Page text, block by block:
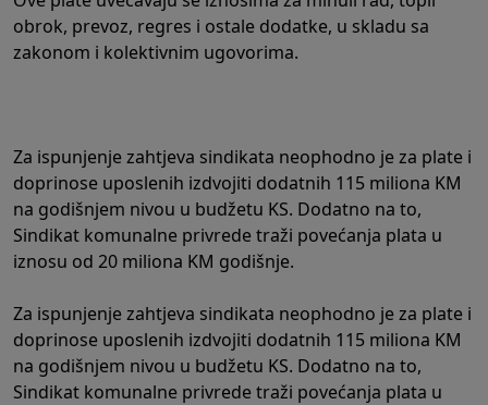
obrok, prevoz, regres i ostale dodatke, u skladu sa
zakonom i kolektivnim ugovorima.
Za ispunjenje zahtjeva sindikata neophodno je za plate i
doprinose uposlenih izdvojiti dodatnih 115 miliona KM
na godišnjem nivou u budžetu KS. Dodatno na to,
Sindikat komunalne privrede traži povećanja plata u
iznosu od 20 miliona KM godišnje.
Za ispunjenje zahtjeva sindikata neophodno je za plate i
doprinose uposlenih izdvojiti dodatnih 115 miliona KM
na godišnjem nivou u budžetu KS. Dodatno na to,
Sindikat komunalne privrede traži povećanja plata u